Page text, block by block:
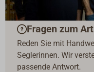
Fragen zum
Reden Sie mit
Seglerinnen. Wir
passende Antwort.